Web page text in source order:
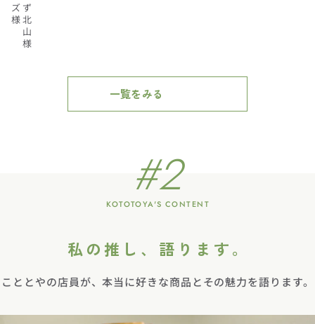
ズ
様
ず
北
山
様
一覧をみる
#2
KOTOTOYA'S CONTENT
私の推し、語ります。
こととやの店員が、本当に好きな商品とその魅力を語ります。